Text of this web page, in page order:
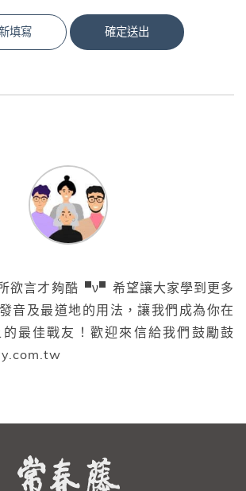
填寫 確定送出
欲言才夠酷▝ν▘希望讓大家學到更多
音及最道地的用法，讓我們成為你在
最佳戰友！歡迎來信給我們鼓勵鼓